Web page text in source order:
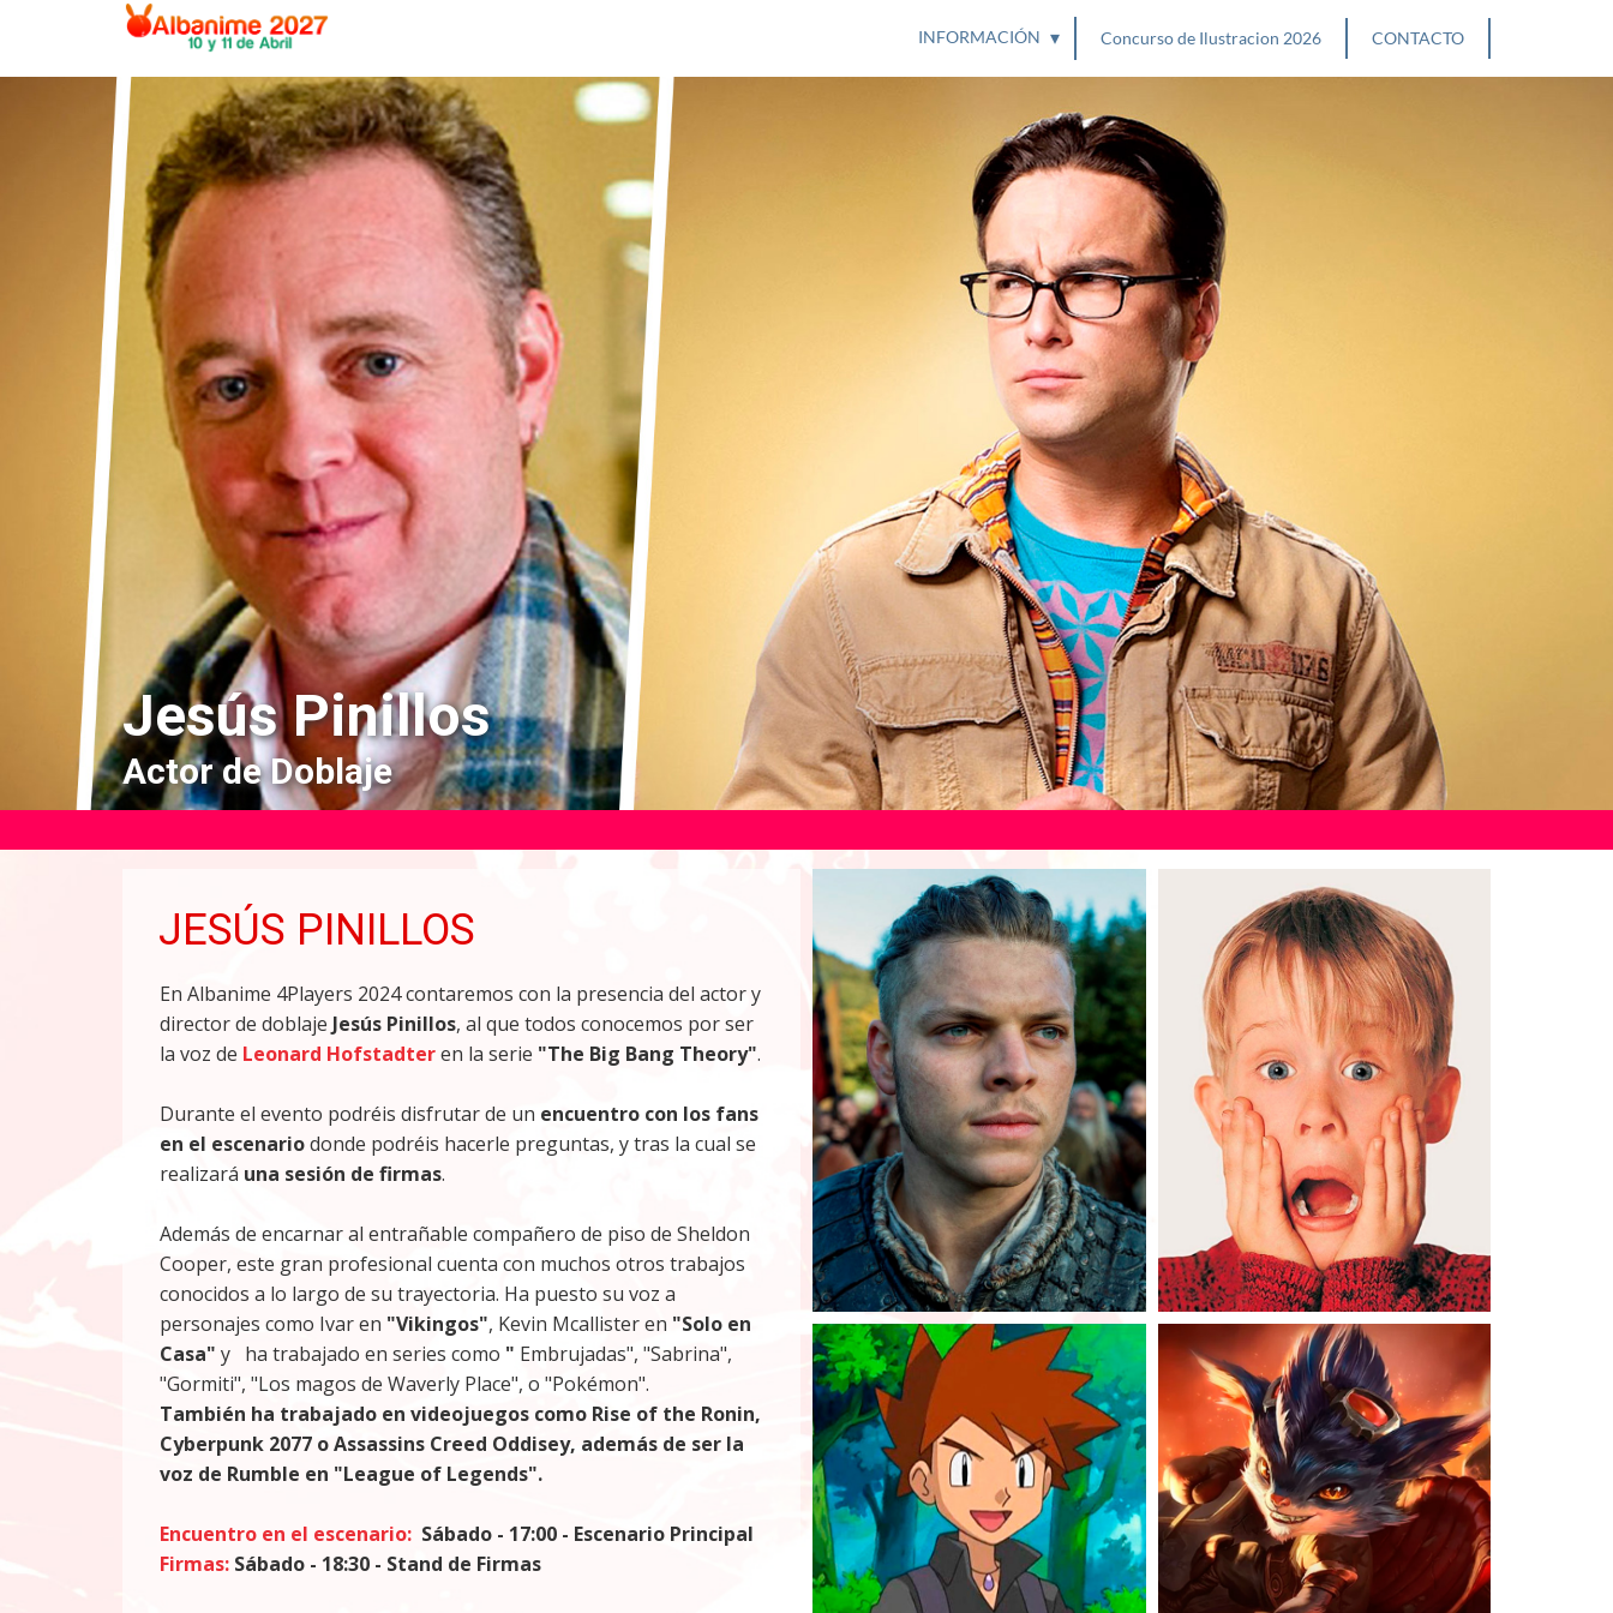
INFORMACIÓN Concurso de Ilustracion 2026 CONTACTO
Jesús Pinillos
Actor de Doblaje
JESÚS PINILLOS
En Albanime 4Players 2024 contaremos con la presencia del actor y
director de doblaje Jesús Pinillos, al que todos conocemos por ser
la voz de Leonard Hofstadteren la serie "The Big Bang Theory".
Durante el evento podréis disfrutar de un encuentro con los fans
en el escenariodonde podréis hacerle preguntas, y tras la cual se
realizará una sesión de firmas.
Además de encarnar al entrañable compañero de piso de Sheldon
Cooper, este gran profesional cuenta con muchos otros trabajos
conocidos a lo largo de su trayectoria. Ha puesto su voz a
personajes como Ivar en "Vikingos", Kevin Mcallister en "Solo en
Casa" y ha trabajado en series como " Embrujadas", "Sabrina",
"Gormiti", "Los magos de Waverly Place", o "Pokémon".
También ha trabajado en videojuegos como Rise of the Ronin,
Cyberpunk 2077 o Assassins Creed Oddisey, además de ser la
voz de Rumble en "League of Legends".
Encuentro en el escenario: Sábado - 17:00 - Escenario Principal
Firmas: Sábado - 18:30 - Stand de Firmas